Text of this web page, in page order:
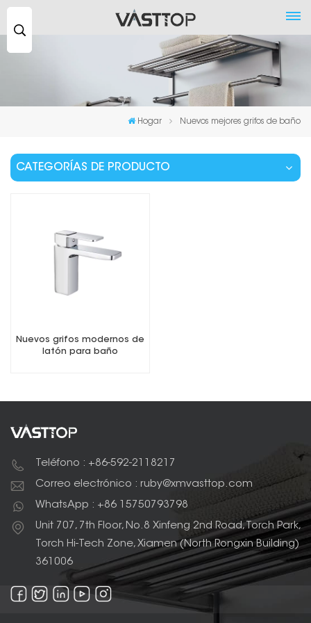
Hogar Nuevos mejores grifos de baño
CATEGORÍAS DE PRODUCTO
Nuevos grifos modernos de
latón para baño
Teléfono : +86-592-2118217
Correo electrónico : ruby@xmvasttop.com
WhatsApp : +86 15750793798
Unit 707, 7th Floor, No.8 Xinfeng 2nd Road, Torch Park,
Torch Hi-Tech Zone, Xiamen (North Rongxin Building)
361006